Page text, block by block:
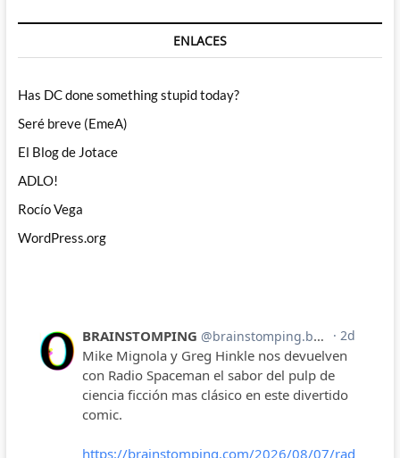
ENLACES
Has DC done something stupid today?
Seré breve (EmeA)
El Blog de Jotace
ADLO!
Rocío Vega
WordPress.org